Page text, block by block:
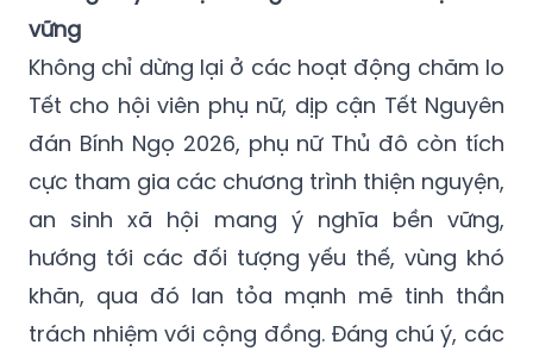
vững
Không chỉ dừng lại ở các hoạt động chăm lo
Tết cho hội viên phụ nữ, dịp cận Tết Nguyên
đán Bính Ngọ 2026, phụ nữ Thủ đô còn tích
cực tham gia các chương trình thiện nguyện,
an sinh xã hội mang ý nghĩa bền vững,
hướng tới các đối tượng yếu thế, vùng khó
khăn, qua đó lan tỏa mạnh mẽ tinh thần
trách nhiệm với cộng đồng. Đáng chú ý, các